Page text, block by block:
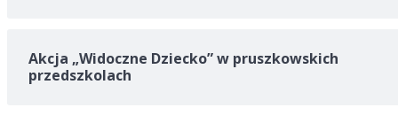
Akcja „Widoczne Dziecko” w pruszkowskich
przedszkolach